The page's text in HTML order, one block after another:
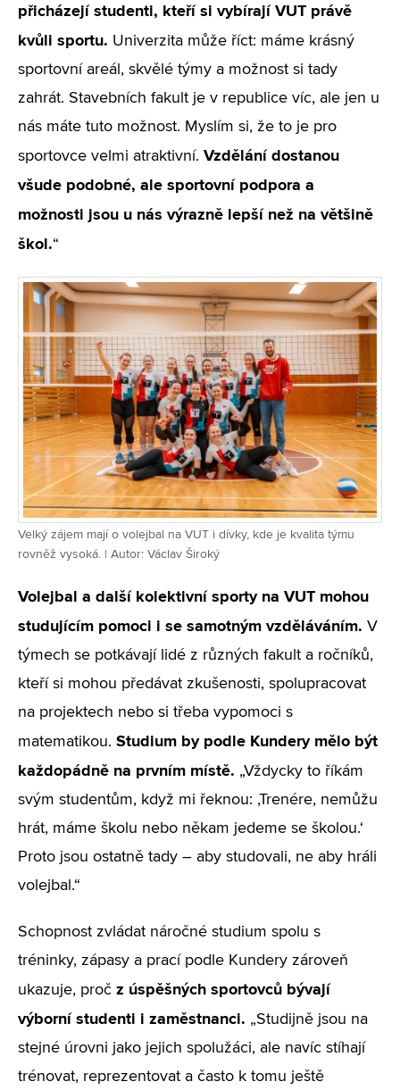
přicházejí studenti, kteří si vybírají VUT právě
kvůli sportu. Univerzita může říct: máme krásný
sportovní areál, skvělé týmy a možnost si tady
zahrát. Stavebních fakult je v republice víc, ale jen u
nás máte tuto možnost. Myslím si, že to je pro
sportovce velmi atraktivní. Vzdělání dostanou
všude podobné, ale sportovní podpora a
možnosti jsou u nás výrazně lepší než na většině
škol.“
Velký zájem mají o volejbal na VUT i dívky, kde je kvalita týmu
rovněž vysoká. | Autor: Václav Široký
Volejbal a další kolektivní sporty na VUT mohou
studujícím pomoci i se samotným vzděláváním. V
týmech se potkávají lidé z různých fakult a ročníků,
kteří si mohou předávat zkušenosti, spolupracovat
na projektech nebo si třeba vypomoci s
matematikou. Studium by podle Kundery mělo být
každopádně na prvním místě. „Vždycky to říkám
svým studentům, když mi řeknou: ‚Trenére, nemůžu
hrát, máme školu nebo někam jedeme se školou.‘
Proto jsou ostatně tady – aby studovali, ne aby hráli
volejbal.“
Schopnost zvládat náročné studium spolu s
tréninky, zápasy a prací podle Kundery zároveň
ukazuje, proč z úspěšných sportovců bývají
výborní studenti i zaměstnanci. „Studijně jsou na
stejné úrovni jako jejich spolužáci, ale navíc stíhají
trénovat, reprezentovat a často k tomu ještě